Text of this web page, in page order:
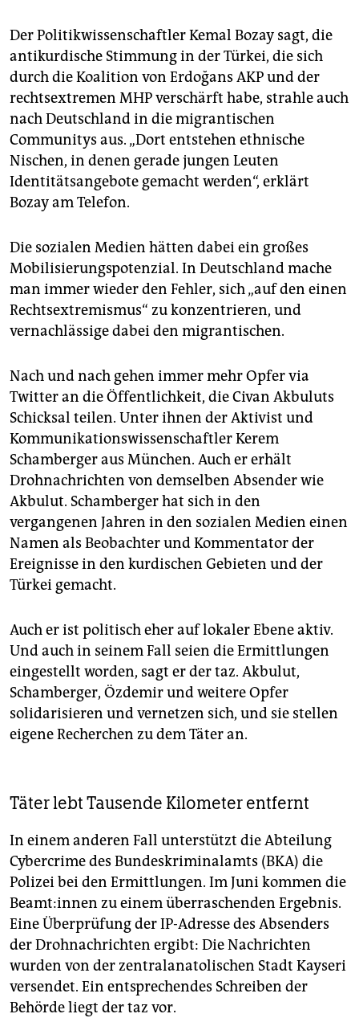
Der Politikwissenschaftler Kemal Bozay sagt, die
antikurdische Stimmung in der Türkei, die sich
durch die Koalition von Erdoğans AKP und der
rechtsextremen MHP verschärft habe, strahle auch
nach Deutschland in die migrantischen
Communitys aus. „Dort entstehen ethnische
Nischen, in denen gerade jungen Leuten
Identitätsangebote gemacht werden“, erklärt
Bozay am Telefon.
Die sozialen Medien hätten dabei ein großes
Mobilisierungspotenzial. In Deutschland mache
man immer wieder den Fehler, sich „auf den einen
Rechtsextremismus“ zu konzentrieren, und
vernachlässige dabei den migrantischen.
Nach und nach gehen immer mehr Opfer via
Twitter an die Öffentlichkeit, die Civan Akbuluts
Schicksal teilen. Unter ihnen der Aktivist und
Kommunikationswissenschaftler Kerem
Schamberger aus München. Auch er erhält
Drohnachrichten von demselben Absender wie
Akbulut. Schamberger hat sich in den
vergangenen Jahren in den sozialen Medien einen
Namen als Beobachter und Kommentator der
Ereignisse in den kurdischen Gebieten und der
Türkei gemacht.
Auch er ist politisch eher auf lokaler Ebene aktiv.
Und auch in seinem Fall seien die Ermittlungen
eingestellt worden, sagt er der taz. Akbulut,
Schamberger, Özdemir und weitere Opfer
solidarisieren und vernetzen sich, und sie stellen
eigene Recherchen zu dem Täter an.
Täter lebt Tausende Kilometer entfernt
In einem anderen Fall unterstützt die Abteilung
Cybercrime des Bundeskriminalamts (BKA) die
Polizei bei den Ermittlungen. Im Juni kommen die
Be­am­t:in­nen zu einem überraschenden Ergebnis.
Eine Überprüfung der IP-Adresse des Absenders
der Drohnachrichten ergibt: Die Nachrichten
wurden von der zentralanatolischen Stadt Kayseri
versendet. Ein entsprechendes Schreiben der
Behörde liegt der taz vor.